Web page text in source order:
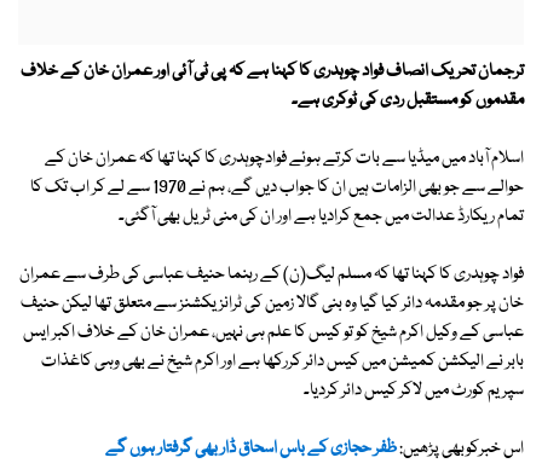
ترجمان تحریک انصاف فواد چوہدری کا کہنا ہے کہ پی ٹی آئی اور عمران خان کے خلاف
مقدموں کو مستقبل ردی کی ٹوکری ہے۔
اسلام آباد میں میڈیا سے بات کرتے ہوئے فوادچوہدری کا کہنا تھا کہ عمران خان کے
حوالے سے جو بھی الزامات ہیں ان کا جواب دیں گے، ہم نے 1970 سے لے کر اب تک کا
تمام ریکارڈ عدالت میں جمع کرادیا ہے اور ان کی منی ٹریل بھی آگئی۔
فواد چوہدری کا کہنا تھا کہ مسلم لیگ(ن) کے رہنما حنیف عباسی کی طرف سے عمران
خان پر جو مقدمہ دائر کیا گیا وہ بنی گالا زمین کی ٹرانزیکشنز سے متعلق تھا لیکن حنیف
عباسی کے وکیل اکرم شیخ کو تو کیس کا علم ہی نہیں، عمران خان کے خلاف اکبر ایس
بابر نے الیکشن کمیشن میں کیس دائر کررکھا ہے اور اکرم شیخ نے بھی وہی کاغذات
سپریم کورٹ میں لاکر کیس دائر کردیا۔
اس خبرکوبھی پڑھیں:ظفر حجازی کے باس اسحاق ڈار بھی گرفتار ہوں گے